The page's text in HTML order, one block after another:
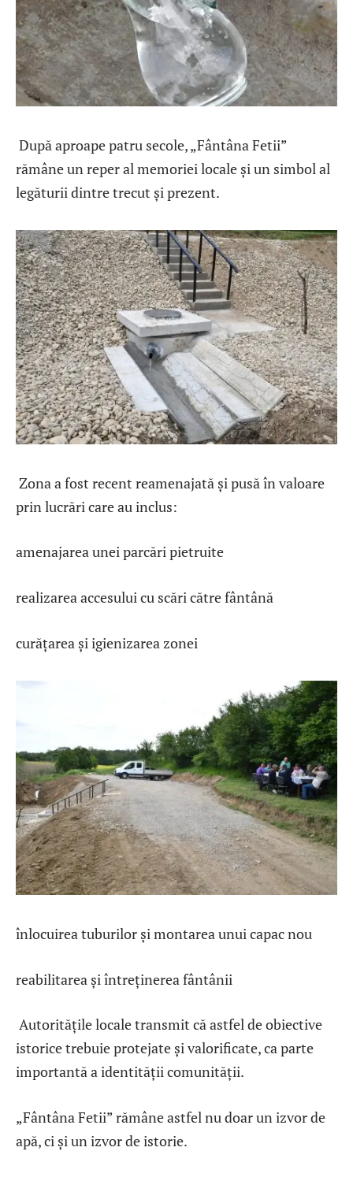
După aproape patru secole, „Fântâna Fetii”
rămâne un reper al memoriei locale și un simbol al
legăturii dintre trecut și prezent.
Zona a fost recent reamenajată și pusă în valoare
prin lucrări care au inclus:
amenajarea unei parcări pietruite
realizarea accesului cu scări către fântână
curățarea și igienizarea zonei
înlocuirea tuburilor și montarea unui capac nou
reabilitarea și întreținerea fântânii
Autoritățile locale transmit că astfel de obiective
istorice trebuie protejate și valorificate, ca parte
importantă a identității comunității.
„Fântâna Fetii” rămâne astfel nu doar un izvor de
apă, ci și un izvor de istorie.